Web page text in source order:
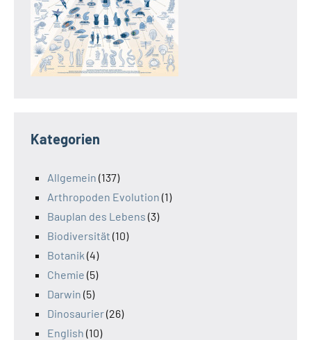
Kategorien
Allgemein (137)
Arthropoden Evolution (1)
Bauplan des Lebens (3)
Biodiversität (10)
Botanik (4)
Chemie (5)
Darwin (5)
Dinosaurier(26)
English (10)